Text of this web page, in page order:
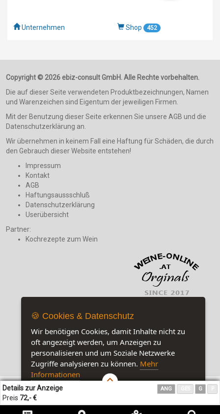
Unternehmen Shop 452
Details zur Anzeige ANG G
Preis 72,- €
Copyright © 2026 ebiz-consult GmbH. Alle Rechte vorbehalten.
Die auf dieser Seite verwendeten Produktbezeichnungen, Namen
und Warenzeichen sind Eigentum der jeweiligen Firmen.
Mit der Benutzung dieser Seite erkennen Sie unsere AGB und die
Datenschutzerklärung an.
Wir übernehmen in keinem Fall eine Haftung für Schäden, die durch
den Gebrauch dieser Website entstehen!
Impressum
Kontakt
AGB
Haftungsaussschluß
Datenschutzerklärung
Userübersicht
Partner:
Kochrezepte zum Wein
Jetzt auf unserer Seite:
🍪 Cookies & Datenschutz
Wir benötigen Cookies, damit Inhalte nicht zu
oft angezeigt werden, um Anzeigen zu
personalisieren und um Soziale Netzwerke
Zugriffe analysieren zu können. Mehr
Informationen
Customise Cookies